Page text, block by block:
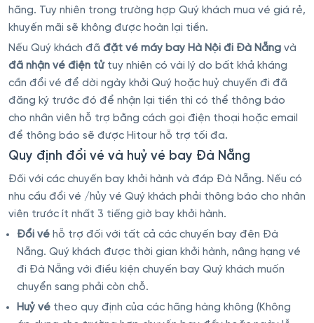
hãng. Tuy nhiên trong trường hợp Quý khách mua vé giá rẻ,
khuyến mãi sẽ không được hoàn lại tiền.
Nếu Quý khách đã đặt vé máy bay Hà Nội đi Đà Nẵng và
đã nhận vé điện tửtuy nhiên có vài lý do bất khả kháng
cần đổi vé để dời ngày khởi Quý hoặc huỷ chuyến đi đã
đăng ký trước đó để nhận lại tiền thì có thể thông báo
cho nhân viên hỗ trợ bằng cách gọi điện thoại hoặc email
để thông báo sẽ được Hitour hỗ trợ tối đa.
Quy định đổi vé và huỷ vé bay Đà Nẵng
Đối với các chuyến bay khởi hành và đáp Đà Nẵng. Nếu có
nhu cầu đổi vé /hủy vé Quý khách phải thông báo cho nhân
viên trước ít nhất 3 tiếng giờ bay khởi hành.
Đổi vé hỗ trợ đối với tất cả các chuyến bay đên Đà
Nẵng. Quý khách được thời gian khởi hành, nâng hạng vé
đi Đà Nẵng với điều kiện chuyến bay Quý khách muốn
chuyển sang phải còn chỗ.
Huỷ vé theo quy định của các hãng hàng không (Không